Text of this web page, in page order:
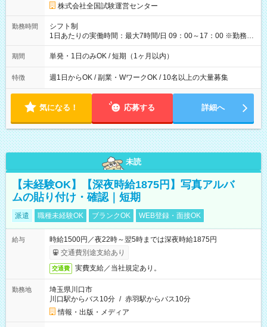
円の場合あり ・国家試験 7:00～13:30（休憩なし） 時給1,300
円（役割手当＋100円）×6時間＝日収8,400円＋交通費 【試用期
間】試用期間なし
株式会社全国試験運営センター
勤務時間
シフト制
1日あたりの実働時間：最大7時間/日 09：00～17：00 ※勤務時
間は 試験により異なります。
期間 単発・1日のみOK / 短期（1ヶ月以内）
特徴 週1日からOK / 副業・WワークOK / 10名以上の大量募集
気になる！ 応募する 詳細へ
未読
【未経験OK】【深夜時給1875円】写真アルバ
ムの貼り付け・確認｜短期
派遣 職種未経験OK ブランクOK WEB登録・面接OK
給与
時給1500円／夜22時～翌5時までは深夜時給1875円
交通費別途支給あり
交通費 実費支給／当社規定あり。
勤務地
埼玉県川口市
川口駅からバス10分 / 赤羽駅からバス10分
情報・出版・メディア